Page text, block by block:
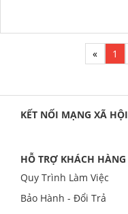
« 1
KẾT NỐI MẠNG XÃ HỘI
HỖ TRỢ KHÁCH HÀNG
Quy Trình Làm Việc
Bảo Hành - Đổi Trả